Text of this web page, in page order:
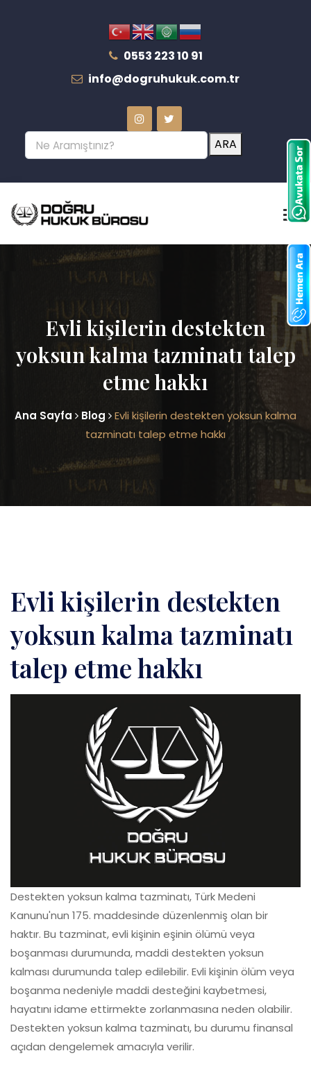
0553 223 10 91
info@dogruhukuk.com.tr
ARA
Evli kişilerin destekten
yoksun kalma tazminatı talep
etme hakkı
Ana Sayfa Blog
Evli kişilerin destekten yoksun kalma
tazminatı talep etme hakkı
Evli kişilerin destekten
yoksun kalma tazminatı
talep etme hakkı
Destekten yoksun kalma tazminatı, Türk Medeni
Kanunu'nun 175. maddesinde düzenlenmiş olan bir
haktır. Bu tazminat, evli kişinin eşinin ölümü veya
boşanması durumunda, maddi destekten yoksun
kalması durumunda talep edilebilir. Evli kişinin ölüm veya
boşanma nedeniyle maddi desteğini kaybetmesi,
hayatını idame ettirmekte zorlanmasına neden olabilir.
Destekten yoksun kalma tazminatı, bu durumu finansal
açıdan dengelemek amacıyla verilir.